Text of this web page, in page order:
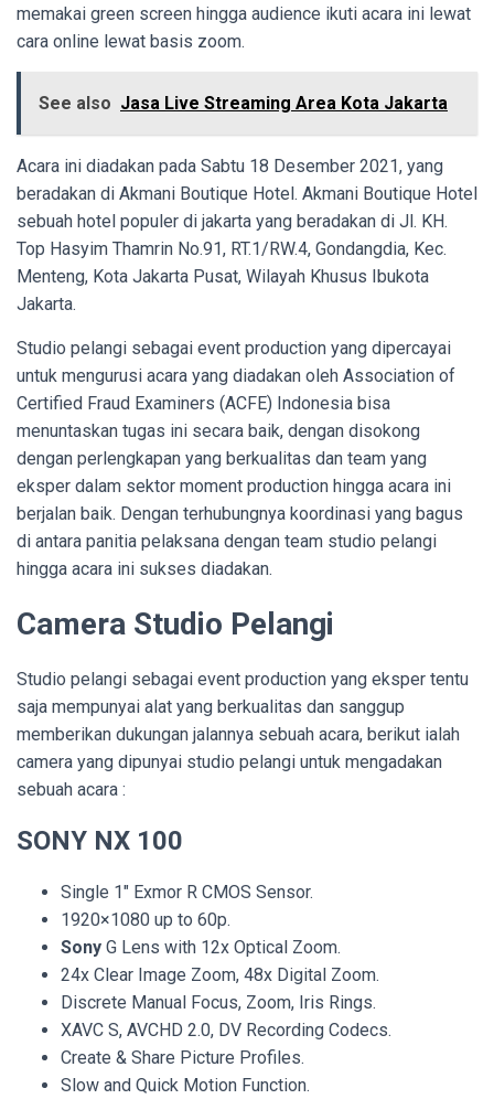
memakai green screen hingga audience ikuti acara ini lewat
cara online lewat basis zoom.
See also Jasa Live Streaming Area Kota Jakarta
Acara ini diadakan pada Sabtu 18 Desember 2021, yang
beradakan di Akmani Boutique Hotel. Akmani Boutique Hotel
sebuah hotel populer di jakarta yang beradakan di Jl. KH.
Top Hasyim Thamrin No.91, RT.1/RW.4, Gondangdia, Kec.
Menteng, Kota Jakarta Pusat, Wilayah Khusus Ibukota
Jakarta.
Studio pelangi sebagai event production yang dipercayai
untuk mengurusi acara yang diadakan oleh Association of
Certified Fraud Examiners (ACFE) Indonesia bisa
menuntaskan tugas ini secara baik, dengan disokong
dengan perlengkapan yang berkualitas dan team yang
eksper dalam sektor moment production hingga acara ini
berjalan baik. Dengan terhubungnya koordinasi yang bagus
di antara panitia pelaksana dengan team studio pelangi
hingga acara ini sukses diadakan.
Camera Studio Pelangi
Studio pelangi sebagai event production yang eksper tentu
saja mempunyai alat yang berkualitas dan sanggup
memberikan dukungan jalannya sebuah acara, berikut ialah
camera yang dipunyai studio pelangi untuk mengadakan
sebuah acara :
SONY NX 100
Single 1″ Exmor R CMOS Sensor.
1920×1080 up to 60p.
Sony G Lens with 12x Optical Zoom.
24x Clear Image Zoom, 48x Digital Zoom.
Discrete Manual Focus, Zoom, Iris Rings.
XAVC S, AVCHD 2.0, DV Recording Codecs.
Create & Share Picture Profiles.
Slow and Quick Motion Function.